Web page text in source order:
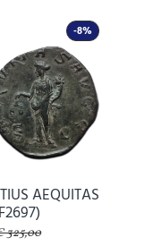
-8%
AEQUITAS
325,00